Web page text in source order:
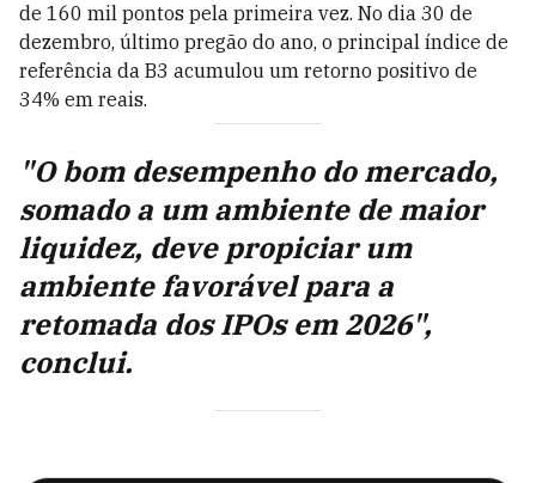
de 160 mil pontos pela primeira vez. No dia 30 de
dezembro, último pregão do ano, o principal índice de
referência da B3 acumulou um retorno positivo de
34% em reais.
"O bom desempenho do mercado,
somado a um ambiente de maior
liquidez, deve propiciar um
ambiente favorável para a
retomada dos IPOs em 2026",
conclui.